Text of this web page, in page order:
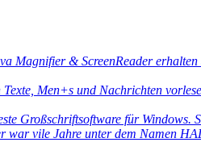
Magnifier & ScreenReader
Men+s und Nachrichten
Großschriftsoftware für Windows.
vile Jahre unter dem Namen